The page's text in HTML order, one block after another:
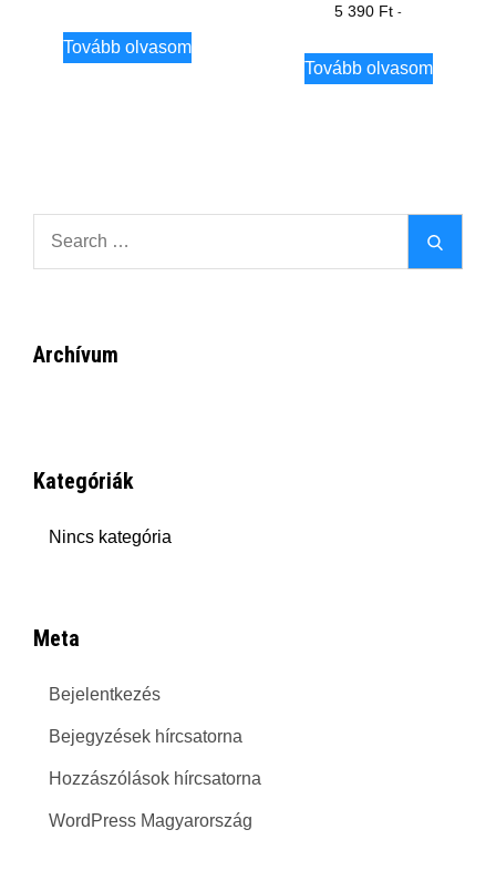
Tovább olvasom
5 390 Ft -
Tovább olvasom
Archívum
Kategóriák
Nincs kategória
Meta
Bejelentkezés
Bejegyzések hírcsatorna
Hozzászólások hírcsatorna
WordPress Magyarország